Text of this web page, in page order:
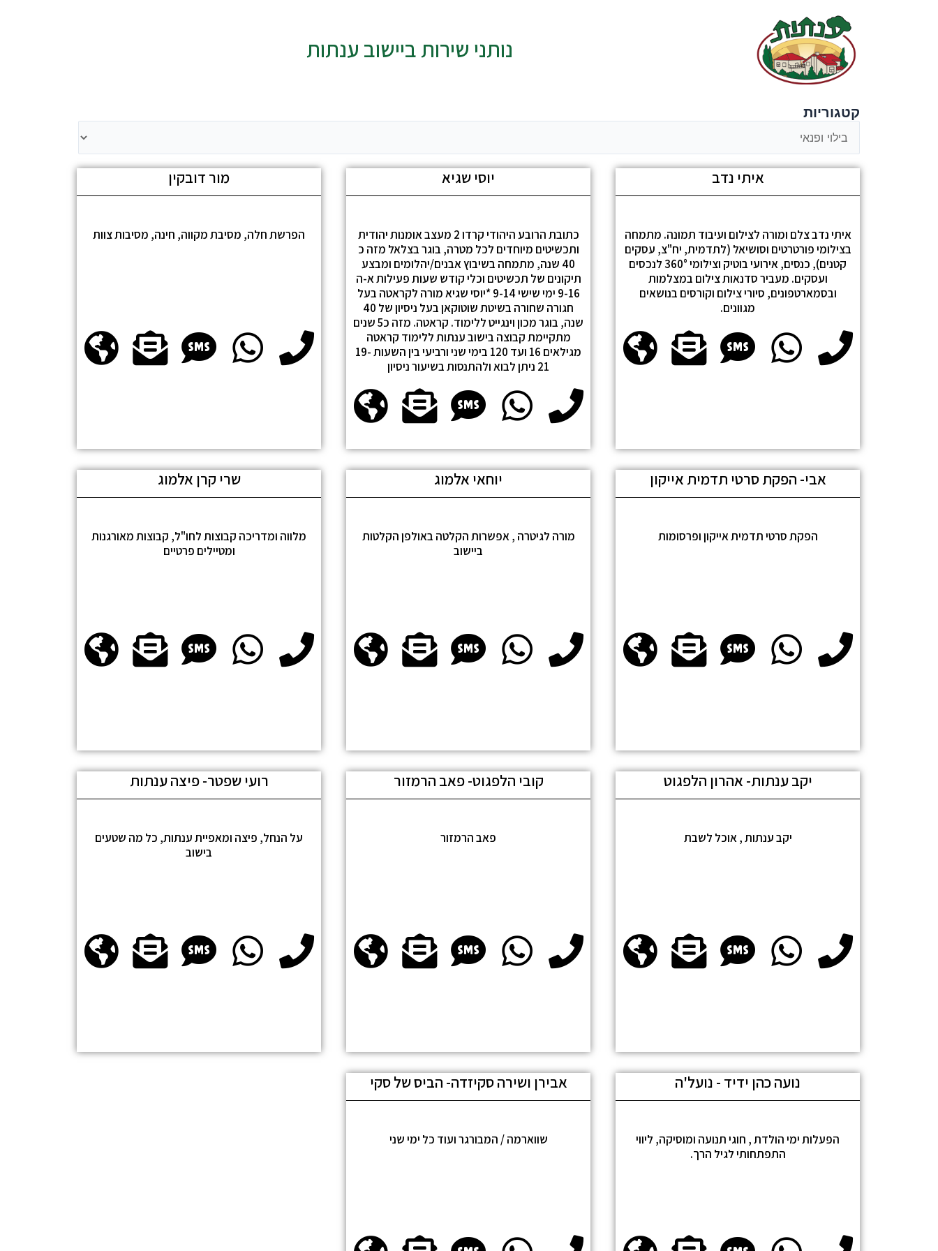
נותני שירות ביישוב ענתות
קטגוריות
איתי נדב
איתי נדב צלם ומורה לצילום ועיבוד תמונה. מתמחה
בצילומי פורטרטים וסושיאל (לתדמית, יח"צ, עסקים
קטנים), כנסים, אירועי בוטיק וצילומי 360° לנכסים
ועסקים. מעביר סדנאות צילום במצלמות
ובסמארטפונים, סיורי צילום וקורסים בנושאים
מגוונים.
יוסי שגיא
כתובת הרובע היהודי קרדו 2 מעצב אומנות יהודית
ותכשיטים מיוחדים לכל מטרה, בוגר בצלאל מזה כ
40 שנה, מתמחה בשיבוץ אבנים/יהלומים ומבצע
תיקונים של תכשיטים וכלי קודש שעות פעילות א-ה
9-16 ימי שישי 9-14 *יוסי שגיא מורה לקראטה בעל
חגורה שחורה בשיטת שוטוקאן בעל ניסיון של 40
שנה, בוגר מכון וינגייט ללימוד. קראטה. מזה כ5 שנים
מתקיימת קבוצה בישוב ענתות ללימוד קראטה
מגילאים 16 ועד 120 בימי שני ורביעי בין השעות 19-
21 ניתן לבוא ולהתנסות בשיעור ניסיון
מור דובקין
הפרשת חלה, מסיבת מקווה, חינה, מסיבות צוות
אבי- הפקת סרטי תדמית אייקון
הפקת סרטי תדמית אייקון ופרסומות
יוחאי אלמוג
מורה לגיטרה , אפשרות הקלטה באולפן הקלטות
ביישוב
שרי קרן אלמוג
מלווה ומדריכה קבוצות לחו"ל, קבוצות מאורגנות
ומטיילים פרטיים
יקב ענתות- אהרון הלפגוט
יקב ענתות , אוכל לשבת
קובי הלפגוט- פאב הרמזור
פאב הרמזור
רועי שפטר- פיצה ענתות
על הנחל, פיצה ומאפיית ענתות, כל מה שטעים
בישוב
נועה כהן ידיד - נועל'ה
הפעלות ימי הולדת , חוגי תנועה ומוסיקה, ליווי
התפתחותי לגיל הרך.
אבירן ושירה סקיזדה- הביס של סקי
שווארמה / המבורגר ועוד כל ימי שני